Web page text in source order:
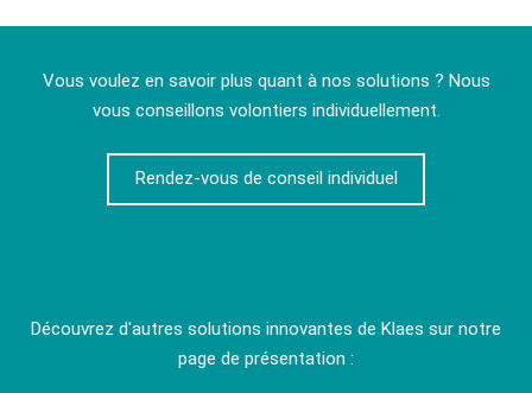
Vous voulez en savoir plus quant à nos solutions ? Nous
vous conseillons volontiers individuellement.
Rendez-vous de conseil individuel
Découvrez d'autres solutions innovantes de Klaes sur notre
page de présentation :